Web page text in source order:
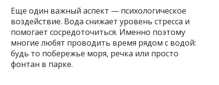
Еще один важный аспект — психологическое
воздействие. Вода снижает уровень стресса и
помогает сосредоточиться. Именно поэтому
многие любят проводить время рядом с водой:
будь то побережье моря, речка или просто
фонтан в парке.